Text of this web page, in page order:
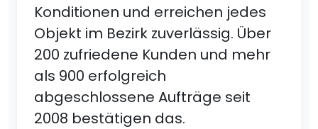
Konditionen und erreichen jedes
Objekt im Bezirk zuverlässig. Über
200 zufriedene Kunden und mehr
als 900 erfolgreich
abgeschlossene Aufträge seit
2008 bestätigen das.